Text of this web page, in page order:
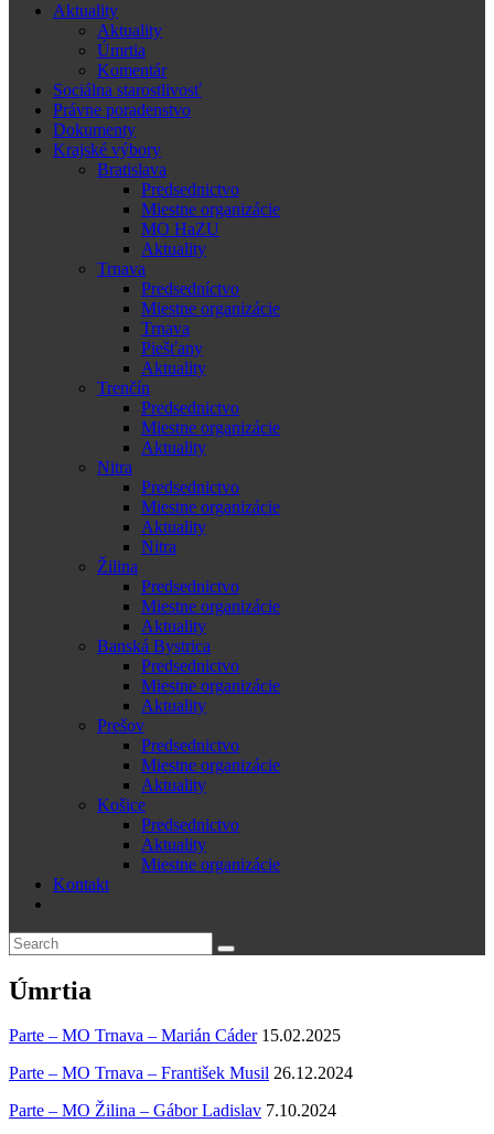
Aktuality
Aktuality
Úmrtia
Komentár
Sociálna starostlivosť
Právne poradenstvo
Dokumenty
Krajské výbory
Bratislava
Predsednictvo
Miestne organizácie
MO HaZU
Aktuality
Trnava
Predsedníctvo
Miestne organizácie
Trnava
Piešťany
Aktuality
Trenčín
Predsednictvo
Miestne organizácie
Aktuality
Nitra
Predsednictvo
Miestne organizácie
Aktuality
Nitra
Žilina
Predsednictvo
Miestne organizácie
Aktuality
Banská Bystrica
Predsednictvo
Miestne organizácie
Aktuality
Prešov
Predsednictvo
Miestne organizácie
Aktuality
Košice
Predsednictvo
Aktuality
Miestne organizácie
Kontakt
Úmrtia
Parte – MO Trnava – Marián Cáder15.02.2025
Parte – MO Trnava – František Musil 26.12.2024
Parte – MO Žilina – Gábor Ladislav 7.10.2024